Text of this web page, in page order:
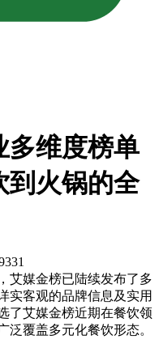
多维度榜单
到火锅的全
艾媒金榜已陆续发布了多
实客观的品牌信息及实用
了艾媒金榜近期在餐饮领
泛覆盖多元化餐饮形态。